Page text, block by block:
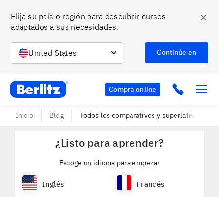
Elija su país o región para descubrir cursos
adaptados a sus necesidades.
United States Continúe en
✕
Berlitz CO Compra online Click to
Inicio Blog Todos los comparativos y superlativos en
¿Listo para aprender?
Escoge un idioma para empezar
Inglés Francés